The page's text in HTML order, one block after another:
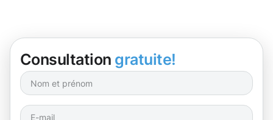
Consultation gratuite!